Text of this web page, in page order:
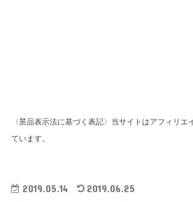
〈景品表示法に基づく表記〉当サイトはアフィリ
ています。
2019.05.14 2019.06.25